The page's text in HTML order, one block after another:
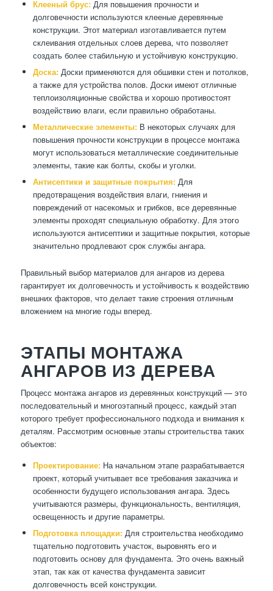
Клееный брус:Для повышения прочности и
долговечности используются клееные деревянные
конструкции. Этот материал изготавливается путем
склеивания отдельных слоев дерева, что позволяет
создать более стабильную и устойчивую конструкцию.
Доска:Доски применяются для обшивки стен и потолков,
а также для устройства полов. Доски имеют отличные
теплоизоляционные свойства и хорошо противостоят
воздействию влаги, если правильно обработаны.
Металлические элементы:В некоторых случаях для
повышения прочности конструкции в процессе монтажа
могут использоваться металлические соединительные
элементы, такие как болты, скобы и уголки.
Антисептики и защитные покрытия:Для
предотвращения воздействия влаги, гниения и
повреждений от насекомых и грибков, все деревянные
элементы проходят специальную обработку. Для этого
используются антисептики и защитные покрытия, которые
значительно продлевают срок службы ангара.
Правильный выбор материалов для ангаров из дерева
гарантирует их долговечность и устойчивость к воздействию
внешних факторов, что делает такие строения отличным
вложением на многие годы вперед.
ЭТАПЫ МОНТАЖА
АНГАРОВ ИЗ ДЕРЕВА
Процесс монтажа ангаров из деревянных конструкций — это
последовательный и многоэтапный процесс, каждый этап
которого требует профессионального подхода и внимания к
деталям. Рассмотрим основные этапы строительства таких
объектов:
Проектирование:На начальном этапе разрабатывается
проект, который учитывает все требования заказчика и
особенности будущего использования ангара. Здесь
учитываются размеры, функциональность, вентиляция,
освещенность и другие параметры.
Подготовка площадки:Для строительства необходимо
тщательно подготовить участок, выровнять его и
подготовить основу для фундамента. Это очень важный
этап, так как от качества фундамента зависит
долговечность всей конструкции.